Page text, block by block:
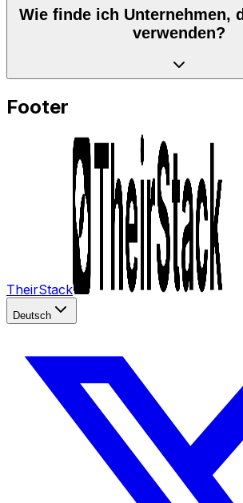
Wie finde ich Unternehmen,
verwenden?
Footer
TheirStack
Deutsch